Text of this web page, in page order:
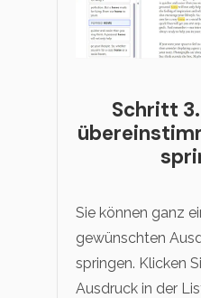
Schritt
Sie können ganz
gewünschten
springen. Klicken
Ausdruck in der